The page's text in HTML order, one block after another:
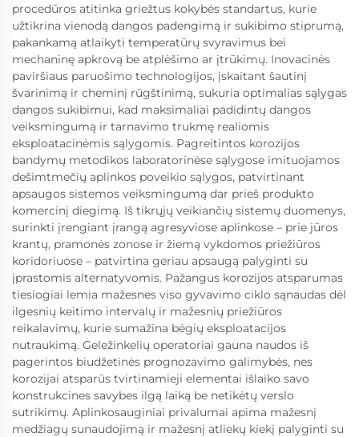
procedūros atitinka griežtus kokybės standartus, kurie
užtikrina vienodą dangos padengimą ir sukibimo stiprumą,
pakankamą atlaikyti temperatūrų svyravimus bei
mechaninę apkrovą be atplėšimo ar įtrūkimų. Inovacinės
paviršiaus paruošimo technologijos, įskaitant šautinį
švarinimą ir cheminį rūgštinimą, sukuria optimalias sąlygas
dangos sukibimui, kad maksimaliai padidintų dangos
veiksmingumą ir tarnavimo trukmę realiomis
eksploatacinėmis sąlygomis. Pagreitintos korozijos
bandymų metodikos laboratorinėse sąlygose imituojamos
dešimtmečių aplinkos poveikio sąlygos, patvirtinant
apsaugos sistemos veiksmingumą dar prieš produkto
komercinį diegimą. Iš tikrųjų veikiančių sistemų duomenys,
surinkti įrengiant įrangą agresyviose aplinkose – prie jūros
krantų, pramonės zonose ir žiemą vykdomos priežiūros
koridoriuose – patvirtina geriau apsaugą palyginti su
įprastomis alternatyvomis. Pažangus korozijos atsparumas
tiesiogiai lemia mažesnes viso gyvavimo ciklo sąnaudas dėl
ilgesnių keitimo intervalų ir mažesnių priežiūros
reikalavimų, kurie sumažina bėgių eksploatacijos
nutraukimą. Geležinkelių operatoriai gauna naudos iš
pagerintos biudžetinės prognozavimo galimybės, nes
korozijai atsparūs tvirtinamieji elementai išlaiko savo
konstrukcines savybes ilgą laiką be netikėtų verslo
sutrikimų. Aplinkosauginiai privalumai apima mažesnį
medžiagų sunaudojimą ir mažesnį atliekų kiekį palyginti su